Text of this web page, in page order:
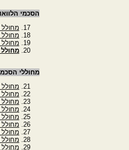
הסכמי
מחוללי
מחולל
מחולל